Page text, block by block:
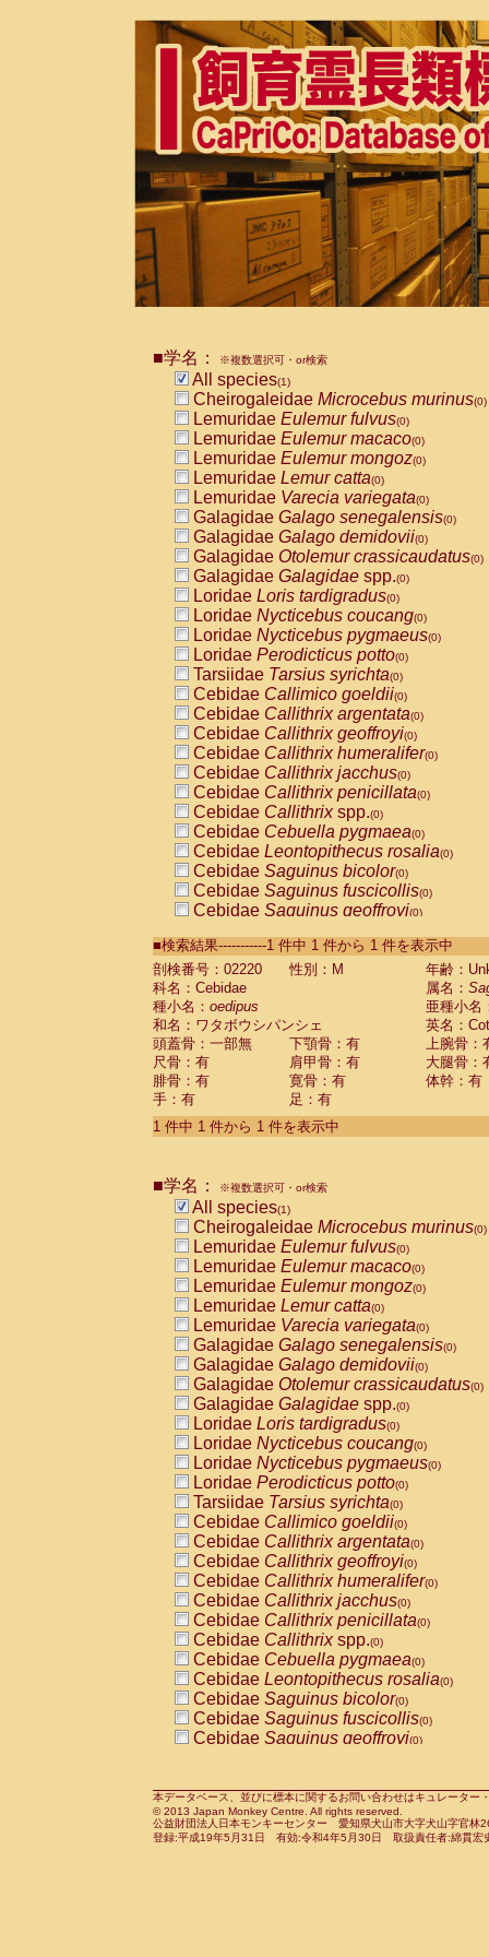
■学名： ※複数選択可・or検索
All species(1)
Cheirogaleidae Microcebus murinus(0)
Lemuridae Eulemur fulvus(0)
Lemuridae Eulemur macaco(0)
Lemuridae Eulemur mongoz(0)
Lemuridae Lemur catta(0)
Lemuridae Varecia variegata(0)
Galagidae Galago senegalensis(0)
Galagidae Galago demidovii(0)
Galagidae Otolemur crassicaudatus(0)
Galagidae Galagidae spp.(0)
Loridae Loris tardigradus(0)
Loridae Nycticebus coucang(0)
Loridae Nycticebus pygmaeus(0)
Loridae Perodicticus potto(0)
Tarsiidae Tarsius syrichta(0)
Cebidae Callimico goeldii(0)
Cebidae Callithrix argentata(0)
Cebidae Callithrix geoffroyi(0)
Cebidae Callithrix humeralifer(0)
Cebidae Callithrix jacchus(0)
Cebidae Callithrix penicillata(0)
Cebidae Callithrixspp.(0)
Cebidae Cebuella pygmaea(0)
Cebidae Leontopithecus rosalia(0)
Cebidae Saguinus bicolor(0)
Cebidae Saguinus fuscicollis(0)
Cebidae Saguinus geoffroyi(0)
CebidaeSaguinus labiatus(0)
Cebidae Saguinus leucopus (0)
Cebidae
Cebidae
CebidaeSaguinus nigricollis (0)
Cebidae Saguinus oedipus
Cebidae Saguinus weddelli
Cebidae Saguinusspp.
Cebidae Aotus trivirgatus
Cebidae Cebus albifrons
CebidaeCebus nigrivittatus
CebidaeCebus
CebidaeSaimiri boliviensis(0)
CebidaeSaimiri sciureus(0)
AtelidaeAlouatta caraya(0)
AtelidaeAlouatta fusca(0)
AtelidaeAlouatta seniculus
AtelidaeAlouattaspp.(0)
AtelidaeAteles belzebuth(0)
AtelidaeAteles geoffroyi(0)
AtelidaeAteles paniscus(0)
AtelidaeAtelesspp.(0)
Atelidae Lagothrix lagothricha
AtelidaeLagothrix lagothricha cana
PitheciidaeCacajao calvus
PitheciidaeCallicebus cupreus
PitheciidaeCallicebus donacophilus
PitheciidaeCallicebus moloch
PitheciidaeCallicebus torquatus
PitheciidaeCallicebusspp.(0)
PitheciidaeChiropotes satanas(0)
PitheciidaePithecia monachus
PitheciidaePithecia pithecia(0)
CercopithecidaeCercocebus agilis
CercopithecidaeCercocebus
CercopithecidaeCercocebus
CercopithecidaeCercocebus
CercopithecidaeCercocebus
CercopithecidaeCercocebushybrid
CercopithecidaePapio anubis(0)
CercopithecidaePapio cynocephalus
CercopithecidaePapio hamadryas(0)
■検索結果-----------1 件中 1 件から 1 件を表示中
剖検番号：02220
性別：M
年齢：
科名：Cebidae
属名：
種小名： oedipus
亜種小名
和名：ワタボウシパンシェ
英名：
頭蓋骨：一部無
下顎骨：有
上腕骨：
尺骨：有
肩甲骨：有
大腿骨：
腓骨：有
寛骨：有
体幹：有
手：有
足：有
1 件中 1 件から 1 件を表示中
■学名： ※複数選択可・or検索
All species(1)
Cheirogaleidae Microcebus murinus(0)
Lemuridae Eulemur fulvus(0)
Lemuridae Eulemur macaco(0)
Lemuridae Eulemur mongoz(0)
Lemuridae Lemur catta(0)
Lemuridae Varecia variegata(0)
Galagidae Galago senegalensis(0)
Galagidae Galago demidovii(0)
Galagidae Otolemur crassicaudatus(0)
Galagidae Galagidae spp.(0)
Loridae Loris tardigradus(0)
Loridae Nycticebus coucang(0)
Loridae Nycticebus pygmaeus(0)
Loridae Perodicticus potto(0)
Tarsiidae Tarsius syrichta(0)
Cebidae Callimico goeldii(0)
Cebidae Callithrix argentata(0)
Cebidae Callithrix geoffroyi(0)
Cebidae Callithrix humeralifer(0)
Cebidae Callithrix jacchus(0)
Cebidae Callithrix penicillata(0)
Cebidae Callithrixspp.(0)
Cebidae Cebuella pygmaea(0)
Cebidae Leontopithecus rosalia(0)
Cebidae Saguinus bicolor(0)
Cebidae Saguinus fuscicollis(0)
Cebidae Saguinus geoffroyi(0)
CebidaeSaguinus leucopus(0)
CebidaeSaguinus midas(0)
Cebidae Saguinus mystax(0)
本データベース、並びに標本に関するお問い合わせはキュレータ
© 2013 Japan Monkey Centre. All rights reserved.
公益財団法人日本モンキーセンター 愛知県犬山市大字犬山字官
登録:平成19年5月31日 有効:令和4年5月30日 取扱責任者:綿貫宏